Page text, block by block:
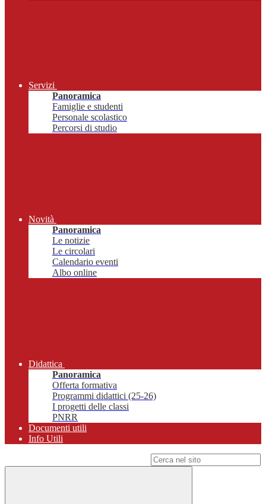
Servizi
Panoramica
Famiglie e studenti
Personale scolastico
Percorsi di studio
Novità
Panoramica
Le notizie
Le circolari
Calendario eventi
Albo online
Didattica
Panoramica
Offerta formativa
Programmi didattici (25-26)
I progetti delle classi
PNRR
Documenti utili
Info Utili